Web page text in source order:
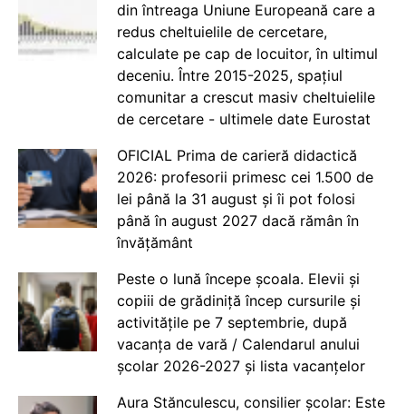
din întreaga Uniune Europeană care a
redus cheltuielile de cercetare,
calculate pe cap de locuitor, în ultimul
deceniu. Între 2015-2025, spațiul
comunitar a crescut masiv cheltuielile
de cercetare - ultimele date Eurostat
OFICIAL Prima de carieră didactică
2026: profesorii primesc cei 1.500 de
lei până la 31 august și îi pot folosi
până în august 2027 dacă rămân în
învățământ
Peste o lună începe școala. Elevii și
copiii de grădiniță încep cursurile și
activitățile pe 7 septembrie, după
vacanța de vară / Calendarul anului
școlar 2026-2027 și lista vacanțelor
Aura Stănculescu, consilier școlar: Este